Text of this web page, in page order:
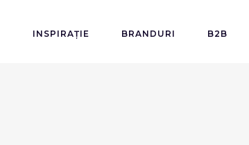
INSPIRAȚIE BRANDURI B2B